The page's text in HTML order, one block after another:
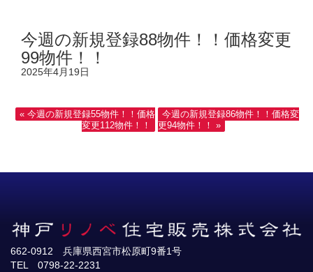
今週の新規登録88物件！！価格変更
99物件！！
2025年4月19日
« 今週の新規登録55物件！！価格
変更112物件！！
今週の新規登録86物件！！価格変
更94物件！！ »
662-0912 兵庫県西宮市松原町9番1号
TEL 0798-22-2231